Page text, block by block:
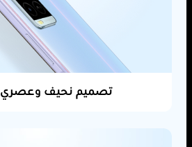
تصميم نحيف وعصري 8.0 ملم